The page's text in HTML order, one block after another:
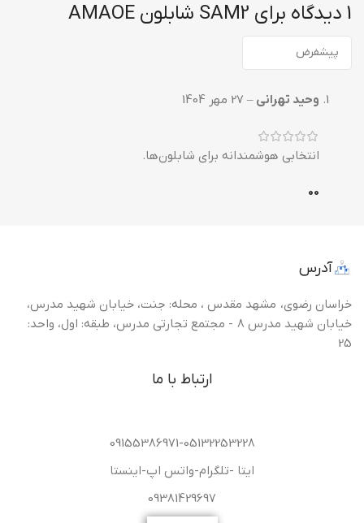
1 دیدگاه برای SAM2 شابلون AMAOE
وحید تهرانی – 27 مهر 1404
انتخابی هوشمندانه برای شابلون‌ها.
0
0
آدرس
خراسان رضوی، مشهد مقدس ، محله: جنت، خیابان شهید مدرس،
خیابان شهید مدرس 8 - مجتمع تجارتی مدرس، طبقه: اول، واحد:
25
ارتباط با ما
09155386971-05132253228
ایتا -تلگرام-واتس اپ-اینستا
09381429697